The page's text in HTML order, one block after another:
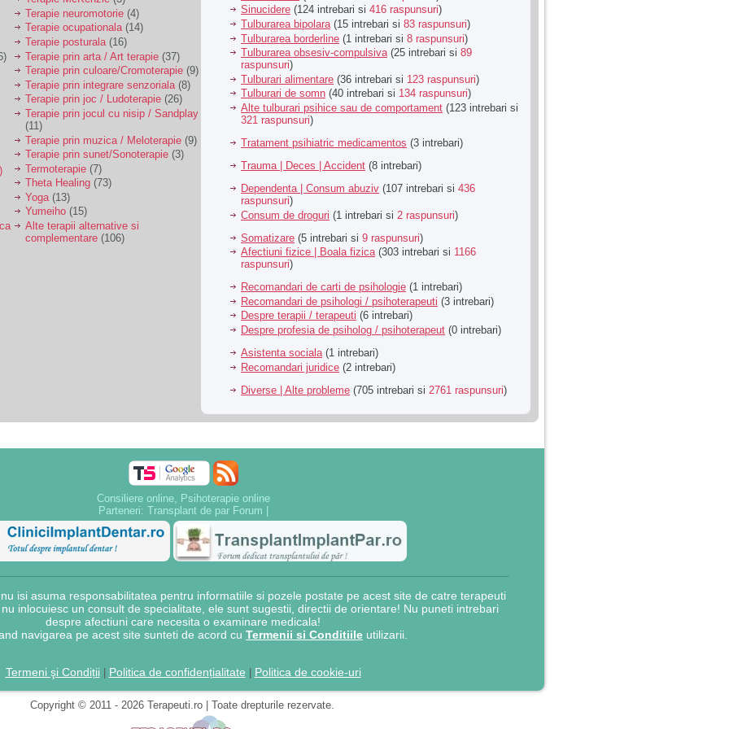
Terapie neuromotorie (4)
Terapie ocupationala(14)
Terapie posturala (16)
Terapie prin arta / Art terapie (37)
Terapie prin culoare/Cromoterapie (9)
Terapie prin integrare senzoriala (8)
Terapie prin joc / Ludoterapie (26)
Terapie prin jocul cu nisip / Sandplay
(11)
Terapie prin muzica / Meloterapie (9)
Terapie prin sunet/Sonoterapie (3)
Termoterapie (7)
Theta Healing (73)
Yoga (13)
Yumeiho (15)
Alte terapii alternative si
complementare (106)
Sinucidere (124 intrebari si 416 raspunsuri)
Tulburarea bipolara(15 intrebari si 83 raspunsuri)
Tulburarea borderline (1 intrebari si 8 raspunsuri)
Tulburarea obsesiv-compulsiva(25 intrebari si 89
raspunsuri)
Tulburari alimentare (36 intrebari si 123 raspunsuri)
Tulburari de somn (40 intrebari si 134 raspunsuri)
Alte tulburari psihice sau de comportament (123 intrebari si
321 raspunsuri)
Tratament psihiatric medicamentos (3 intrebari)
Trauma | Deces | Accident (8 intrebari)
Dependenta | Consum abuziv (107 intrebari si 436
raspunsuri)
Consum de droguri (1 intrebari si 2 raspunsuri)
Somatizare (5 intrebari si 9 raspunsuri)
Afectiuni fizice | Boala fizica(303 intrebari si 1166
raspunsuri)
Recomandari de carti de psihologie (1 intrebari)
Recomandari de psihologi / psihoterapeuti (3 intrebari)
Despre terapii / terapeuti (6 intrebari)
Despre profesia de psiholog / psihoterapeut (0 intrebari)
Asistenta sociala (1 intrebari)
Recomandari juridice (2 intrebari)
Diverse | Alte probleme (705 intrebari si 2761 raspunsuri)
Consiliere online, Psihoterapie online
Parteneri: Transplant de par Forum
isi asuma responsabilitatea pentru informatiile si pozele postate pe acest site de catre terapeuti
inlocuiesc un consult de specialitate, ele sunt sugestii, directii de orientare! Nu puneti intrebari
despre afectiuni care necesita o examinare medicala!
navigarea pe acest site sunteti de acord cu Termenii si Conditiile utilizarii.
Termeni şi Condiții| Politica de confidențialitate Politica de cookie-uri
Copyright © 2011 - 2026 Terapeuti.ro | Toate drepturile rezervate.